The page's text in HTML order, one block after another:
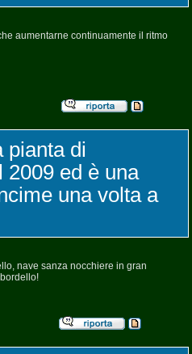
aumentarne continuamente il ritmo
pianta di
2009 ed è una
una volta a
nave sanza nocchiere in gran